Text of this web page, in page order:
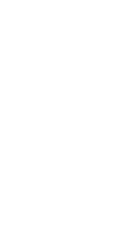
de
nos